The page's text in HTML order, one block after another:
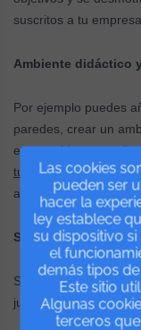
Las cookies
pueden ser
hacer la
ley establece
su dispositivo
el
demás tipos
Este sitio
Algunas
terceros
suscritos a tu empresa.
Ambiente didáctico
Por ejemplo puedes
paredes, crear un
entretenida y
tus clientes sentirse
acudir.
Sentimiento de
Si nuestro cliente
juntos